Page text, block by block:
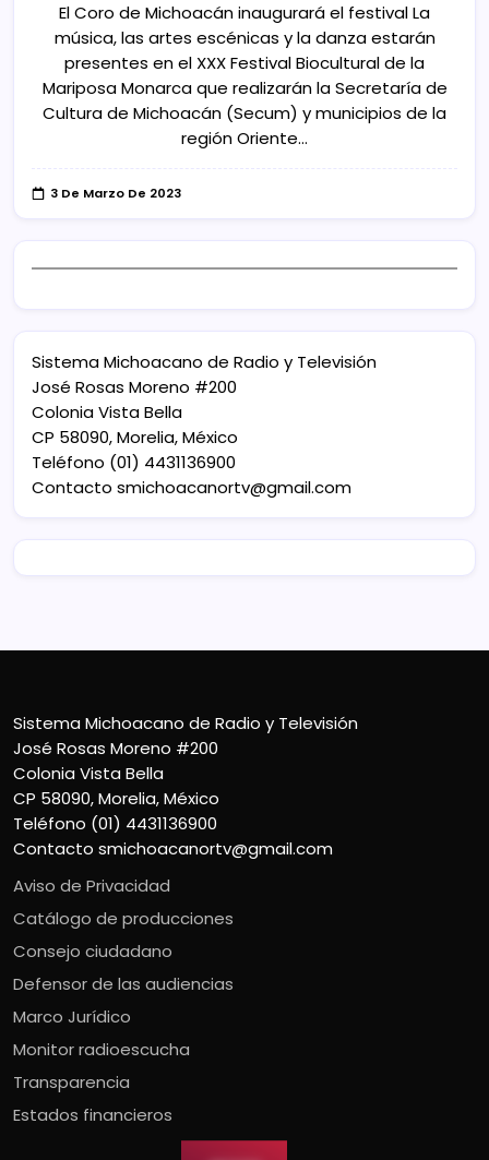
El Coro de Michoacán inaugurará el festival La
música, las artes escénicas y la danza estarán
presentes en el XXX Festival Biocultural de la
Mariposa Monarca que realizarán la Secretaría de
Cultura de Michoacán (Secum) y municipios de la
región Oriente…
3 De Marzo De 2023
Sistema Michoacano de Radio y Televisión
José Rosas Moreno #200
Colonia Vista Bella
CP 58090, Morelia, México
Teléfono (01) 4431136900
Contacto smichoacanortv@gmail.com
Sistema Michoacano de Radio y Televisión
José Rosas Moreno #200
Colonia Vista Bella
CP 58090, Morelia, México
Teléfono (01) 4431136900
Contacto smichoacanortv@gmail.com
Aviso de Privacidad
Catálogo de producciones
Consejo ciudadano
Defensor de las audiencias
Marco Jurídico
Monitor radioescucha
Transparencia
Estados financieros